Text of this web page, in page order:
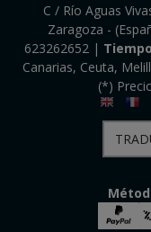
C / Río Aguas
Zaragoza -
623262652|
Canarias, Ceuta,
(*)